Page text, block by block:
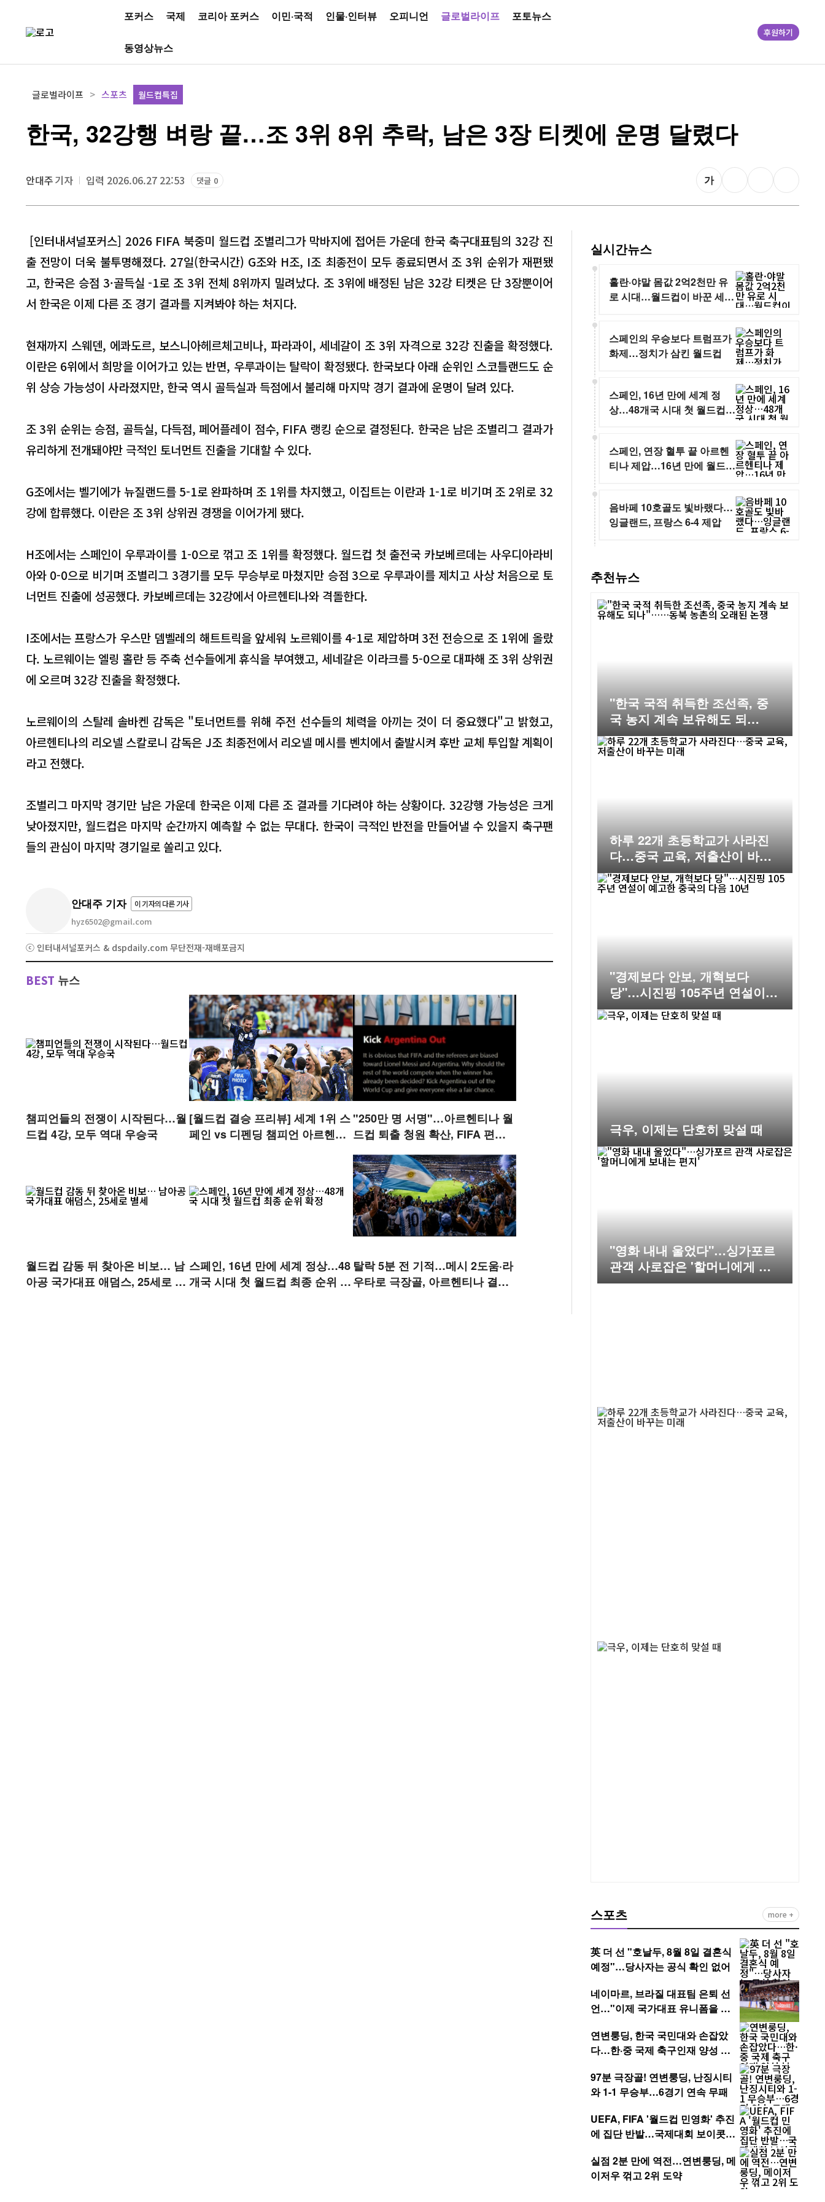
포커스 국제 코리아 포커스 이민·국적 인물·인터뷰 오피니언 글로벌라이프 포토뉴스
동영상뉴스
후원하기
글로벌라이프 스포츠 월드컵특집
한국, 32강행 벼랑 끝…조 3위 8위 추락, 남은 3장 티켓에 운명 달렸다
안대주기자 입력 2026.06.27 22:53 댓글 0 가
[인터내셔널포커스] 2026 FIFA 북중미 월드컵 조별리그가 막바지에 접어든 가운데 한국 축구대표팀의 32강 진
출 전망이 더욱 불투명해졌다. 27일(한국시간) G조와 H조, I조 최종전이 모두 종료되면서 조 3위 순위가 재편됐
고, 한국은 승점 3·골득실 -1로 조 3위 전체 8위까지 밀려났다. 조 3위에 배정된 남은 32강 티켓은 단 3장뿐이어
서 한국은 이제 다른 조 경기 결과를 지켜봐야 하는 처지다.
현재까지 스웨덴, 에콰도르, 보스니아헤르체고비나, 파라과이, 세네갈이 조 3위 자격으로 32강 진출을 확정했다.
이란은 6위에서 희망을 이어가고 있는 반면, 우루과이는 탈락이 확정됐다. 한국보다 아래 순위인 스코틀랜드도 순
위 상승 가능성이 사라졌지만, 한국 역시 골득실과 득점에서 불리해 마지막 경기 결과에 운명이 달려 있다.
조 3위 순위는 승점, 골득실, 다득점, 페어플레이 점수, FIFA 랭킹 순으로 결정된다. 한국은 남은 조별리그 결과가
유리하게 전개돼야만 극적인 토너먼트 진출을 기대할 수 있다.
G조에서는 벨기에가 뉴질랜드를 5-1로 완파하며 조 1위를 차지했고, 이집트는 이란과 1-1로 비기며 조 2위로 32
강에 합류했다. 이란은 조 3위 상위권 경쟁을 이어가게 됐다.
H조에서는 스페인이 우루과이를 1-0으로 꺾고 조 1위를 확정했다. 월드컵 첫 출전국 카보베르데는 사우디아라비
아와 0-0으로 비기며 조별리그 3경기를 모두 무승부로 마쳤지만 승점 3으로 우루과이를 제치고 사상 처음으로 토
너먼트 진출에 성공했다. 카보베르데는 32강에서 아르헨티나와 격돌한다.
I조에서는 프랑스가 우스만 뎀벨레의 해트트릭을 앞세워 노르웨이를 4-1로 제압하며 3전 전승으로 조 1위에 올랐
다. 노르웨이는 엘링 홀란 등 주축 선수들에게 휴식을 부여했고, 세네갈은 이라크를 5-0으로 대파해 조 3위 상위권
에 오르며 32강 진출을 확정했다.
노르웨이의 스탈레 솔바켄 감독은 "토너먼트를 위해 주전 선수들의 체력을 아끼는 것이 더 중요했다"고 밝혔고,
아르헨티나의 리오넬 스칼로니 감독은 J조 최종전에서 리오넬 메시를 벤치에서 출발시켜 후반 교체 투입할 계획이
라고 전했다.
조별리그 마지막 경기만 남은 가운데 한국은 이제 다른 조 결과를 기다려야 하는 상황이다. 32강행 가능성은 크게
낮아졌지만, 월드컵은 마지막 순간까지 예측할 수 없는 무대다. 한국이 극적인 반전을 만들어낼 수 있을지 축구팬
들의 관심이 마지막 경기일로 쏠리고 있다.
안대주 기자 이 기자의 다른 기사
hyz6502@gmail.com
ⓒ 인터내셔널포커스 & dspdaily.com 무단전재-재배포금지
BEST 뉴스
챔피언들의 전쟁이 시작된다…월
드컵 4강, 모두 역대 우승국
[월드컵 결승 프리뷰] 세계 1위 스
페인 vs 디펜딩 챔피언 아르헨티
"250만 명 서명"…아르헨티나 월
드컵 퇴출 청원 확산, FIFA 편파
월드컵 감동 뒤 찾아온 비보… 남
아공 국가대표 애덤스, 25세로 별
스페인, 16년 만에 세계 정상…48
개국 시대 첫 월드컵 최종 순위 확
탈락 5분 전 기적…메시 2도움·라
우타로 극장골, 아르헨티나 결승
실시간뉴스
홀란·야말 몸값 2억2천만 유
로 시대…월드컵이 바꾼 세계
스페인의 우승보다 트럼프가
화제…정치가 삼킨 월드컵
스페인, 16년 만에 세계 정
상…48개국 시대 첫 월드컵
스페인, 연장 혈투 끝 아르헨
티나 제압…16년 만에 월드컵
음바페 10호골도 빛바랬다…
잉글랜드, 프랑스 6-4 제압
추천뉴스
"한국 국적 취득한 조선족, 중
국 농지 계속 보유해도 되
나"……동북 농촌의 오래된 논
쟁
하루 22개 초등학교가 사라진
다…중국 교육, 저출산이 바꾸
는 미래
"경제보다 안보, 개혁보다
당"…시진핑 105주년 연설이
예고한 중국의 다음 10년
극우, 이제는 단호히 맞설 때
"영화 내내 울었다"…싱가포르
관객 사로잡은 '할머니에게 보
내는 편지'
스포츠 more +
英 더 선 "호날두, 8월 8일 결혼식
예정"…당사자는 공식 확인 없어
네이마르, 브라질 대표팀 은퇴 선
언…"이제 국가대표 유니폼을 벗
연변룽딩, 한국 국민대와 손잡았
다…한·중 국제 축구인재 양성 본
97분 극장골! 연변룽딩, 난징시티
와 1-1 무승부…6경기 연속 무패
UEFA, FIFA '월드컵 민영화' 추진
에 집단 반발…국제대회 보이콧까
실점 2분 만에 역전…연변룽딩, 메
이저우 꺾고 2위 도약